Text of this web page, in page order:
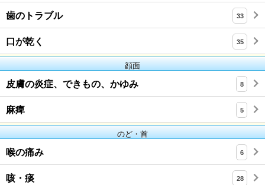
歯のトラブル 33
口が乾く 35
顔面
皮膚の炎症、できもの、かゆみ 8
麻痺 5
のど・首
喉の痛み 6
咳・痰 28